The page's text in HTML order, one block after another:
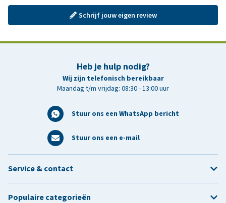
Schrijf jouw eigen review
Heb je hulp nodig?
Wij zijn telefonisch bereikbaar
Maandag t/m vrijdag: 08:30 - 13:00 uur
Stuur ons een WhatsApp bericht
Stuur ons een e-mail
Service & contact
Populaire categorieën